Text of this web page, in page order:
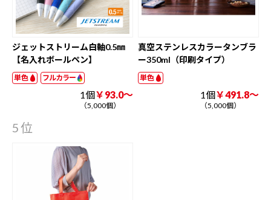
ジェットストリーム白軸0.5㎜
【名入れボールペン】
単色 フルカラー
1個￥93.0～
（5,000個）
真空ステンレスカラータンブラ
ー350ml（印刷タイプ）
単色
1個￥491.8～
（5,000個）
5位